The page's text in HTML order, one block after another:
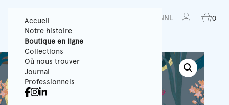
Accueil
Notre histoire
Boutique en ligne
Collections
Où nous trouver
Journal
Professionnels
EN NL 0